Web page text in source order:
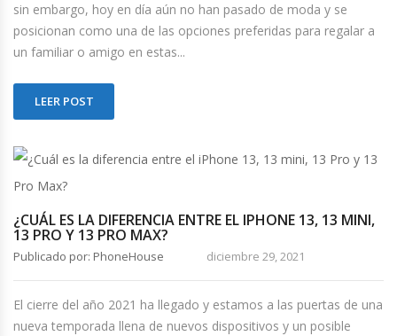
sin embargo, hoy en día aún no han pasado de moda y se
posicionan como una de las opciones preferidas para regalar a
un familiar o amigo en estas...
LEER POST
¿CUÁL ES LA DIFERENCIA ENTRE EL IPHONE 13, 13 MINI,
13 PRO Y 13 PRO MAX?
Publicado por: PhoneHouse diciembre 29, 2021
El cierre del año 2021 ha llegado y estamos a las puertas de una
nueva temporada llena de nuevos dispositivos y un posible